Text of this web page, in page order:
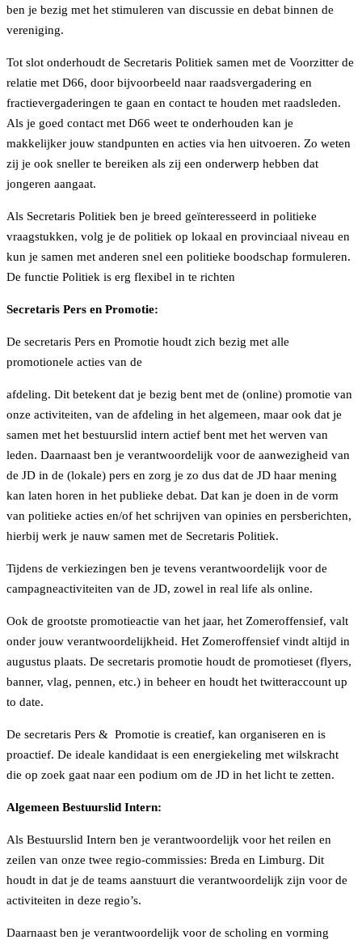
ben je bezig met het stimuleren van discussie en debat binnen de
vereniging.
Tot slot onderhoudt de Secretaris Politiek samen met de Voorzitter de
relatie met D66, door bijvoorbeeld naar raadsvergadering en
fractievergaderingen te gaan en contact te houden met raadsleden.
Als je goed contact met D66 weet te onderhouden kan je
makkelijker jouw standpunten en acties via hen uitvoeren. Zo weten
zij je ook sneller te bereiken als zij een onderwerp hebben dat
jongeren aangaat.
Als Secretaris Politiek ben je breed geïnteresseerd in politieke
vraagstukken, volg je de politiek op lokaal en provinciaal niveau en
kun je samen met anderen snel een politieke boodschap formuleren.
De functie Politiek is erg flexibel in te richten
Secretaris Pers en Promotie:
De secretaris Pers en Promotie houdt zich bezig met alle
promotionele acties van de
afdeling. Dit betekent dat je bezig bent met de (online) promotie van
onze activiteiten, van de afdeling in het algemeen, maar ook dat je
samen met het bestuurslid intern actief bent met het werven van
leden. Daarnaast ben je verantwoordelijk voor de aanwezigheid van
de JD in de (lokale) pers en zorg je zo dus dat de JD haar mening
kan laten horen in het publieke debat. Dat kan je doen in de vorm
van politieke acties en/of het schrijven van opinies en persberichten,
hierbij werk je nauw samen met de Secretaris Politiek.
Tijdens de verkiezingen ben je tevens verantwoordelijk voor de
campagneactiviteiten van de JD, zowel in real life als online.
Ook de grootste promotieactie van het jaar, het Zomeroffensief, valt
onder jouw verantwoordelijkheid. Het Zomeroffensief vindt altijd in
augustus plaats. De secretaris promotie houdt de promotieset (flyers,
banner, vlag, pennen, etc.) in beheer en houdt het twitteraccount up
to date.
De secretaris Pers & Promotie is creatief, kan organiseren en is
proactief. De ideale kandidaat is een energiekeling met wilskracht
die op zoek gaat naar een podium om de JD in het licht te zetten.
Algemeen Bestuurslid Intern:
Als Bestuurslid Intern ben je verantwoordelijk voor het reilen en
zeilen van onze twee regio-commissies: Breda en Limburg. Dit
houdt in dat je de teams aanstuurt die verantwoordelijk zijn voor de
activiteiten in deze regio’s.
Daarnaast ben je verantwoordelijk voor de scholing en vorming